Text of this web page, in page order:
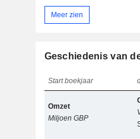
Meer zien
Geschiedenis van
Start boekjaar
Omzet
Miljoen GBP